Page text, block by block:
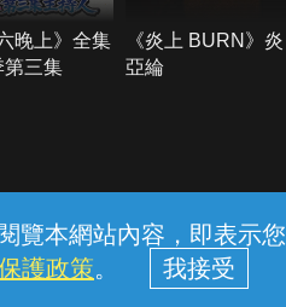
覽本網站內容，即表示
護政策。
晚上》全集
第三集
《炎上 BURN》炎
亞綸
隱私權保護
號：96979949) © 2026